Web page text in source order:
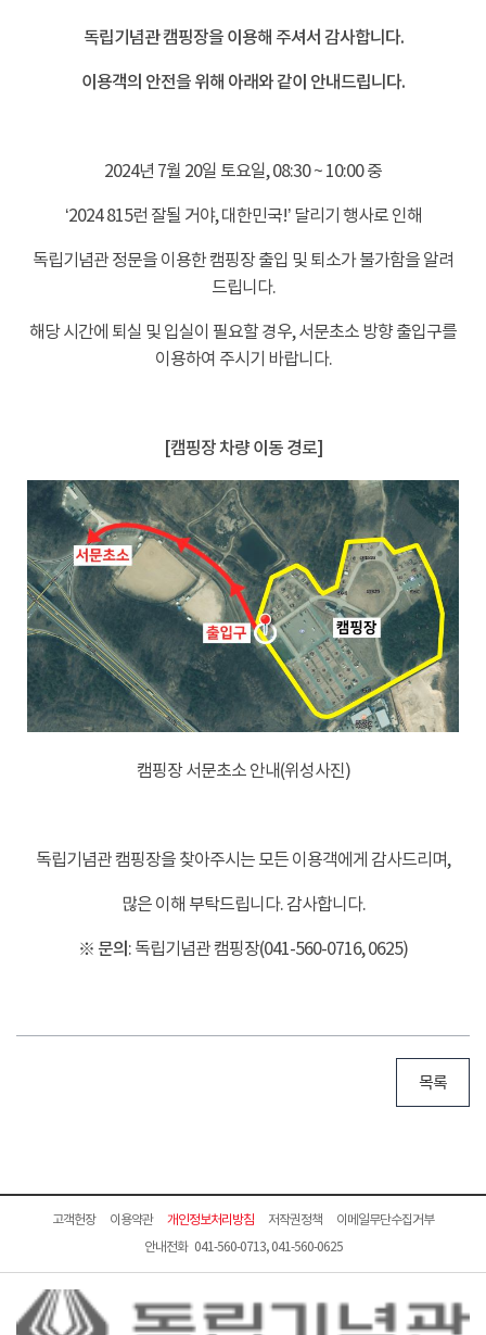
독립기념관 캠핑장을 이용해 주셔서 감사합니다.
이용객의 안전을 위해 아래와 같이 안내드립니다.
2024년 7월 20일 토요일, 08:30 ~ 10:00 중
‘2024 815런 잘될 거야, 대한민국!’ 달리기 행사로 인해
독립기념관 정문을 이용한 캠핑장 출입 및 퇴소가 불가함을 알려
드립니다.
해당 시간에 퇴실 및 입실이 필요할 경우, 서문초소 방향 출입구를
이용하여 주시기 바랍니다.
[캠핑장 차량 이동 경로]
캠핑장 서문초소 안내(위성사진)
독립기념관 캠핑장을 찾아주시는 모든 이용객에게 감사드리며,
많은 이해 부탁드립니다. 감사합니다.
※ 문의 : 독립기념관 캠핑장(041-560-0716, 0625)
목록
고객헌장 이용약관 개인정보처리방침 저작권정책
이메일무단수집거부
안내전화 041-560-0713, 041-560-0625